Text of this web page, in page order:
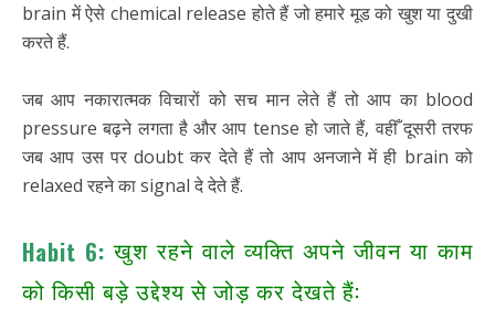
brain में ऐसे chemical release होते हैं जो हमारे मूड को खुश या दुखी
करते हैं.
जब आप नकारात्मक विचारों को सच मान लेते हैं तो आप का blood
pressure बढ़ने लगता है और आप tense हो जाते हैं, वहीँ दूसरी तरफ
जब आप उस पर doubt कर देते हैं तो आप अनजाने में ही brain को
relaxed रहने का signal दे देते हैं.
Habit 6: खुश रहने वाले व्यक्ति अपने जीवन या काम
को किसी बड़े उद्देश्य से जोड़ कर देखते हैं: